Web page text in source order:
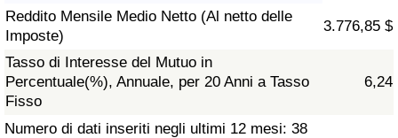
Reddito Mensile Medio Netto (Al netto delle
Imposte)
3.776,85 $
Tasso di Interesse del Mutuo in
Percentuale(%), Annuale, per 20 Anni a Tasso
Fisso
6,24
Numero di dati inseriti negli ultimi 12 mesi: 38
Indice dell’Assistenza Sanitaria
Indice dell’Assistenza Sanitaria per
Nazione